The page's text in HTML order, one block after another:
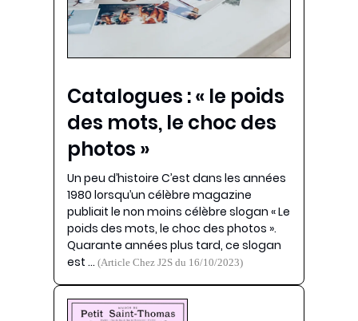
Catalogues : « le poids
des mots, le choc des
photos »
Un peu d’histoire C’est dans les années
1980 lorsqu’un célèbre magazine
publiait le non moins célèbre slogan « Le
poids des mots, le choc des photos ».
Quarante années plus tard, ce slogan
est …(Article Chez J2S du 16/10/2023)